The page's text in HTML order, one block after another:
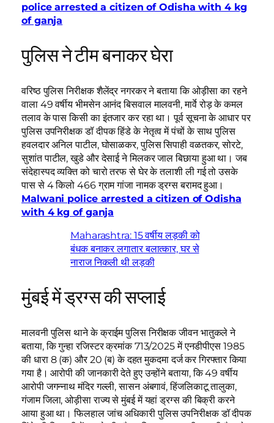
police arrested a citizen of Odisha with 4 kg
of ganja
पुलिस ने टीम बनाकर घेरा
वरिष्ठ पुलिस निरीक्षक शैलेंद्र नगरकर ने बताया कि ओड़ीसा का रहने
वाला 49 वर्षीय भीमसेन आनंद बिसवाल मालवनी, मार्वे रोड़ के कमल
तलाव के पास किसी का इंतजार कर रहा था। पूर्व सूचना के आधार पर
पुलिस उपनिरीक्षक डॉ दीपक हिंडे के नेतृत्व में पंचों के साथ पुलिस
हवलदार अनिल पाटील, घोसाळकर, पुलिस सिपाही वळतकर, सोरटे,
सुशांत पाटील, खुडे और देसाई ने मिलकर जाल बिछाया हुआ था। जब
संदेहास्पद व्यक्ति को चारो तरफ से घेर के तलाशी ली गई तो उसके
पास से 4 किलो 466 ग्राम गांजा नामक ड्रग्स बरामद हुआ।
Malwani police arrested a citizen of Odisha
with 4 kg of ganja
Maharashtra: 15 वर्षीय लड़की को
बंधक बनाकर लगातार बलात्कार, घर से
नाराज निकली थी लड़की
मुंबई में ड्रग्स की सप्लाई
मालवनी पुलिस थाने के क्राईम पुलिस निरीक्षक जीवन भातुकले ने
बताया, कि गुन्हा रजिस्टर क्रमांक 713/2025 में एनडीपीएस 1985
की धारा 8 (क) और 20 (ब) के दहत मुकदमा दर्ज कर गिरफ्तार किया
गया है। आरोपी की जानकारी देते हुए उन्होंने बताया, कि 49 वर्षीय
आरोपी जगन्नाथ मंदिर गल्ली, सासन अंबगावं, हिंजलिकाटू तालुका,
गंजाम जिला, ओड़ीसा राज्य से मुंबई में यहां ड्रग्स की बिक्री करने
आया हुआ था। फिलहाल जांच अधिकारी पुलिस उपनिरीक्षक डॉ दीपक